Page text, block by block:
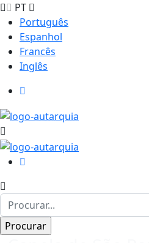
PT
Português
Espanhol
Francês
Inglês